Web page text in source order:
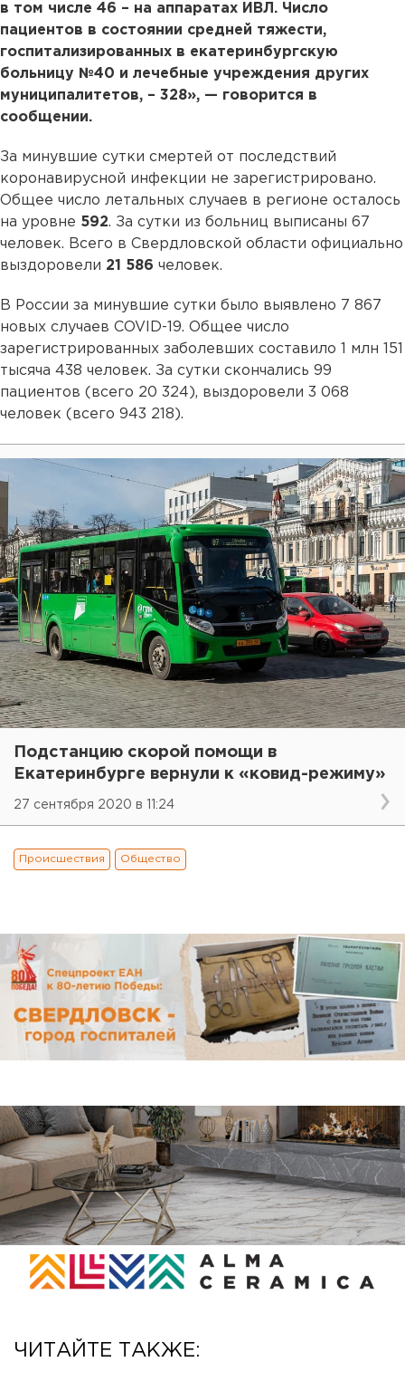
в том числе 46 – на аппаратах ИВЛ. Число
пациентов в состоянии средней тяжести,
госпитализированных в екатеринбургскую
больницу №40 и лечебные учреждения других
муниципалитетов, – 328», — говорится в
сообщении.
За минувшие сутки смертей от последствий
коронавирусной инфекции не зарегистрировано.
Общее число летальных случаев в регионе осталось
на уровне 592. За сутки из больниц выписаны 67
человек. Всего в Свердловской области официально
выздоровели 21 586 человек.
В России за минувшие сутки было выявлено 7 867
новых случаев COVID-19. Общее число
зарегистрированных заболевших составило 1 млн 151
тысяча 438 человек. За сутки скончались 99
пациентов (всего 20 324), выздоровели 3 068
человек (всего 943 218).
Подстанцию скорой помощи в
Екатеринбурге вернули к «ковид-режиму»
27 сентября 2020 в 11:24
Происшествия Общество
ЧИТАЙТЕ ТАКЖЕ: